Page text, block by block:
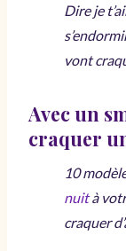
Dire je
vont
Avec un
craquer
10
nuità
craquer